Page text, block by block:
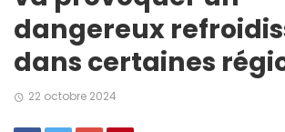
dangereux
dans certaines
22 octobre 2024